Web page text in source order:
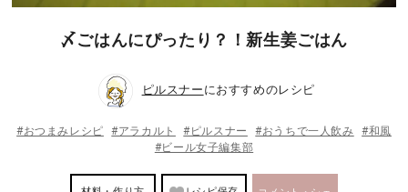
〆ごはんにぴったり？！新生姜ごはん
ピルスナー におすすめのレシピ
#おつまみレシピ #アラカルト #ピルスナー #おうちで一人飲み
#和風
#ビール女子編集部